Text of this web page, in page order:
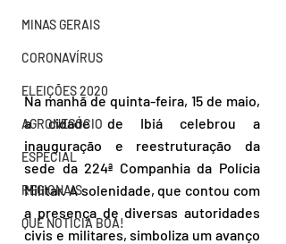
MINAS GERAIS
CORONAVÍRUS
ELEIÇÕES 2020
AGRONEGÓCIO
ESPECIAL
REGIONAIS
QUE NOTÍCIA BOA!
Na manhã de quinta-feira, 15 de maio,
a cidade de Ibiá celebrou a
inauguração e reestruturação da
sede da 224ª Companhia da Polícia
Militar. A solenidade, que contou com
a presença de diversas autoridades
civis e militares, simboliza um avanço